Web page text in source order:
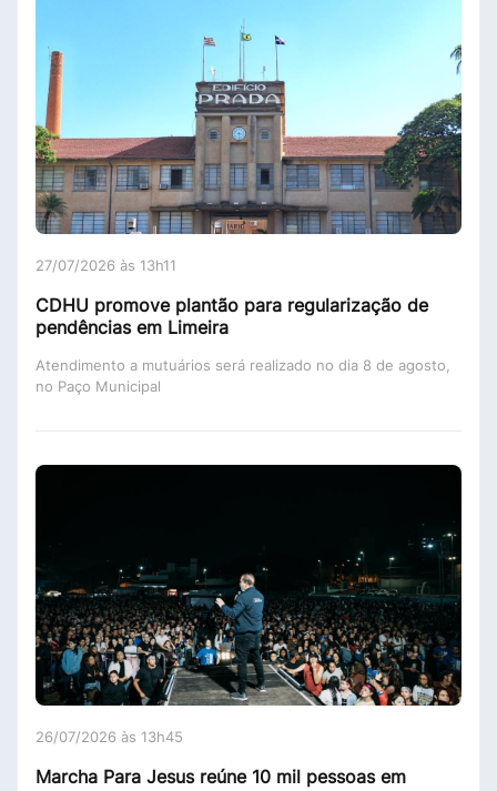
27/07/2026 às 13h11
CDHU promove plantão para regularização de
pendências em Limeira
Atendimento a mutuários será realizado no dia 8 de agosto,
no Paço Municipal
26/07/2026 às 13h45
Marcha Para Jesus reúne 10 mil pessoas em